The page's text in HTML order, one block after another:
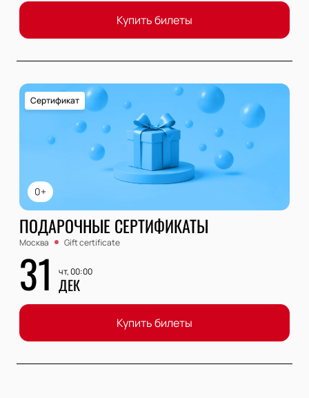
Купить билеты
0+
Сертификат
ПОДАРОЧНЫЕ СЕРТИФИКАТЫ
Москва Gift certificate
31 чт, 00:00
ДЕК
Купить билеты